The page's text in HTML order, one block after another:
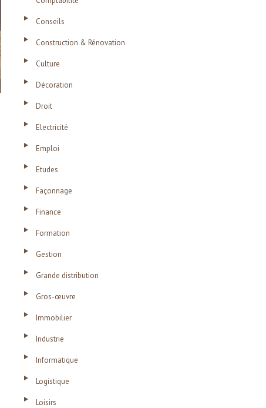
Conseils
Construction & Rénovation
Culture
Décoration
Droit
Electricité
Emploi
Etudes
Façonnage
Finance
Formation
Gestion
Grande distribution
Gros-œuvre
Immobilier
Industrie
Informatique
Logistique
Loisirs